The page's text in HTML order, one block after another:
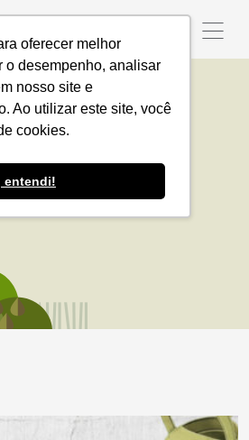
oferecer melhor
o desempenho, analisar
nosso site e
Ao utilizar este site, você
cookies.
entendi!